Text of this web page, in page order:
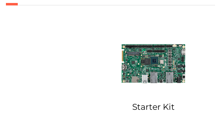
Starter Kit